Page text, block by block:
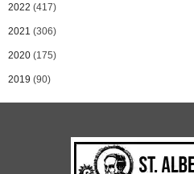
2022 (417)
2021 (306)
2020 (175)
2019 (90)